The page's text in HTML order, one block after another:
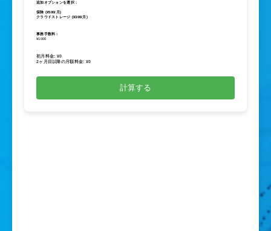
追加オプションを選択：
保険 (¥500/月)
クラウドストレージ (¥300/月)
事務手数料：
¥1000
初月料金: ¥0
2ヶ月目以降の月額料金: ¥0
計算する
弊社についてのご質問やご要望など、お問い合わ